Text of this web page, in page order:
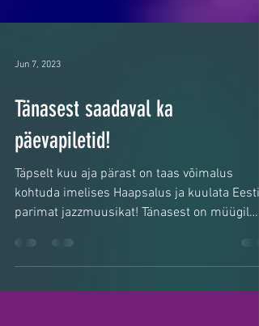
Jun 7, 2023
Tänasest saadaval ka
päevapiletid!
Täpselt kuu aja pärast on taas võimalus
kohtuda imelises Haapsalus ja kuulata Eesti